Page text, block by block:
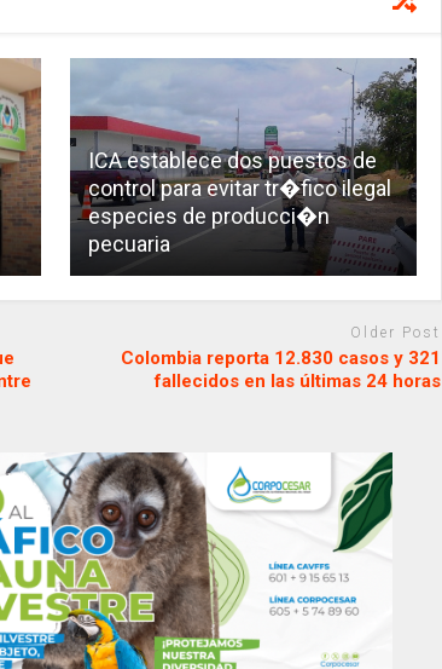
ICA establece dos puestos de
control para evitar tr�fico ilegal
especies de producci�n
pecuaria
Older Post
Colombia reporta 12.830 casos y 321
fallecidos en las últimas 24 horas